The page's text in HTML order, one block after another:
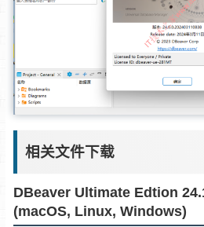
相关文件下载
DBeaver Ultimate Edtion
(macOS, Linux, Windows)